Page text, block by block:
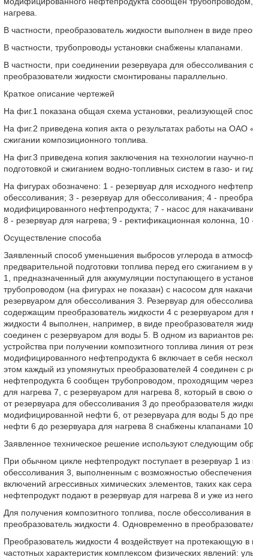
нагрева.
В частности, преобразователь жидкости выполнен в виде
В частности, трубопроводы установки снабжены клапанами.
В частности, при соединении резервуара для
преобразователи жидкости смонтированы параллельно.
Краткое описание чертежей
На фиг.1 показана общая схема установки, реализующей
На фиг.2 приведена копия акта о результатах работы на
сжигании композиционного топлива.
На фиг.3 приведена копия заключения на технологии
подготовкой и сжиганием водно-топливных систем в газо- и
На фигурах обозначено: 1 - резервуар для исходного
обессоливания; 3 - резервуар для обессоливания; 4 -
модифицированного нефтепродукта; 7 - насос для
8 - резервуар для нагрева; 9 - ректификационная колонна, 10
Осуществление способа
Заявленный способ уменьшения выбросов углерода в
предварительной подготовки топлива перед его сжиганием
1, предназначенный для аккумуляции поступающего в
трубопроводом (на фигурах не показан) с насосом для
резервуаром для обессоливания 3. Резервуар для
содержащим преобразователь жидкости 4 с резервуаром
жидкости 4 выполнен, например, в виде преобразователя
соединен с резервуаром для воды 5. В одном из вариантов
устройства при получении композитного топлива линия от
модифицированного нефтепродукта 6 включает в себя
этом каждый из упомянутых преобразователей 4 соединен
нефтепродукта 6 сообщен трубопроводом, проходящим
для нагрева 7, с резервуаром для нагрева 8, который в
от резервуара для обессоливания 3 до преобразователя
модифицированной нефти 6, от резервуара для воды 5 до
нефти 6 до резервуара для нагрева 8 снабжены клапанами 10.
Заявленное техническое решение используют следующим
При обычном цикле нефтепродукт поступает в резервуар 1
обессоливания 3, выполненным с возможностью
включений агрессивных химических элементов, таких как
нефтепродукт подают в резервуар для нагрева 8 и уже из
Для получения композитного топлива, после обессоливания
преобразователь жидкости 4. Одновременно в
Преобразователь жидкости 4 воздействует на протекающую
частотных характеристик комплексом физических явлений: